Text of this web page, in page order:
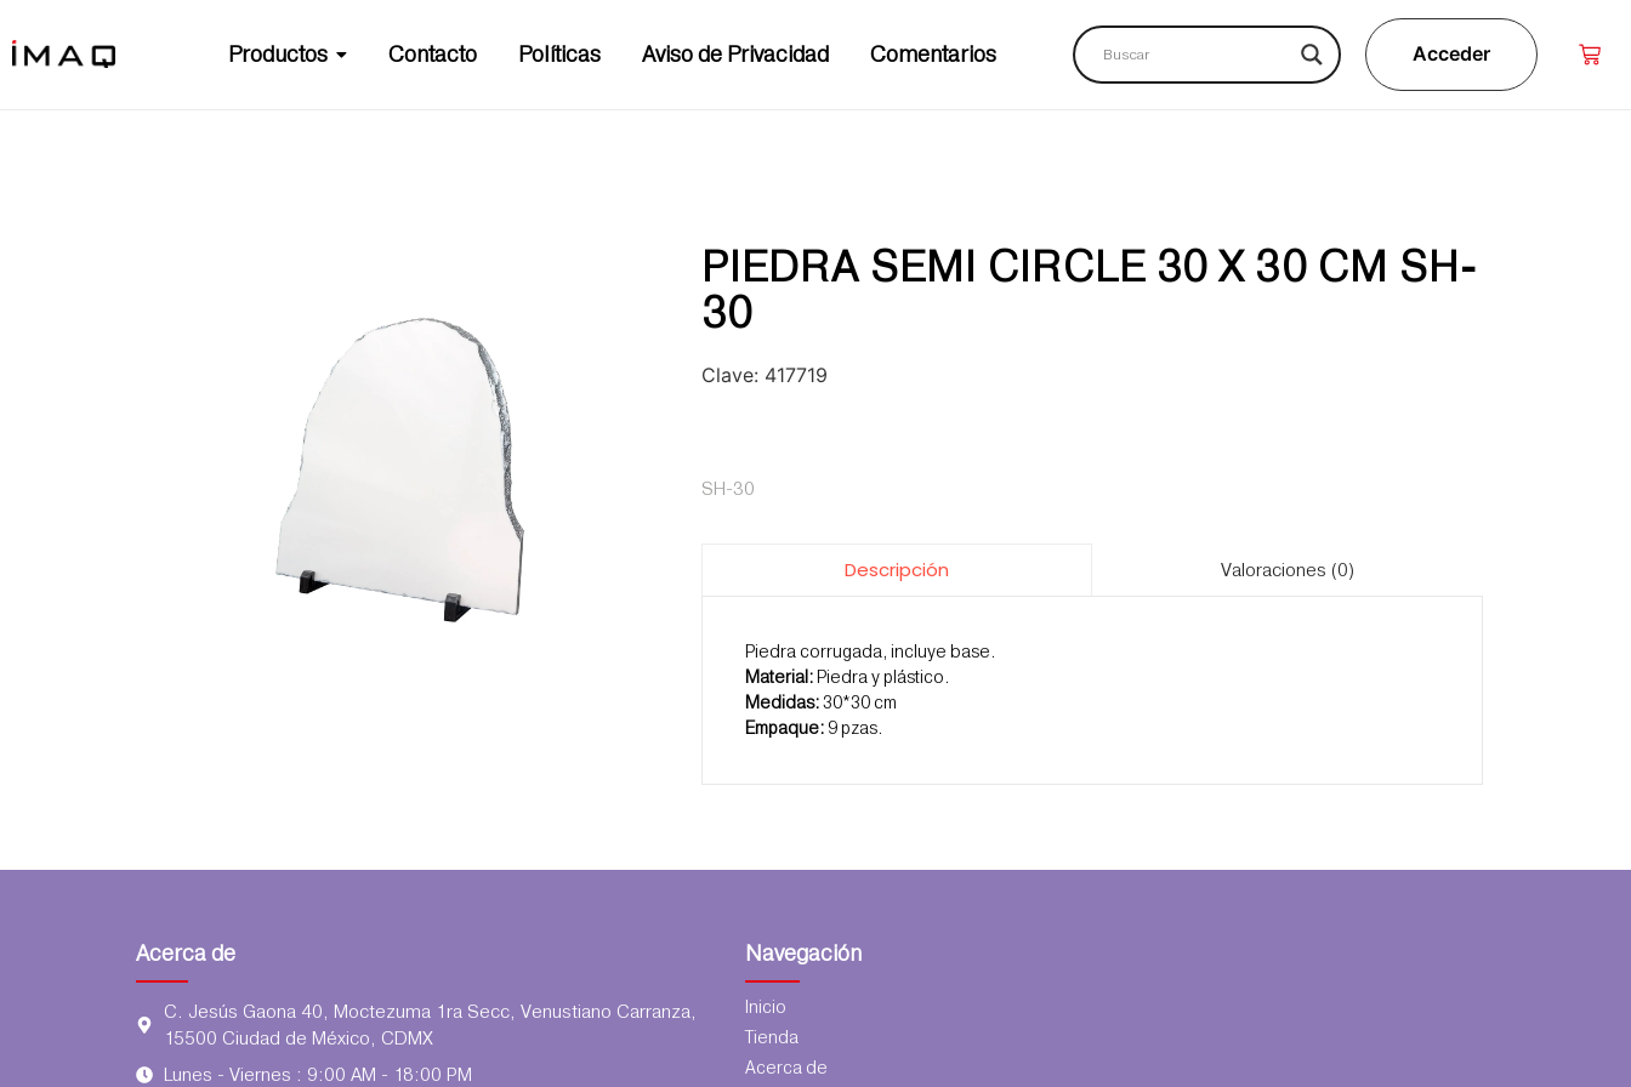
Productos Contacto Políticas Aviso de Privacidad Comentarios Acceder
PIEDRA SEMI CIRCLE 30 X 30 CM SH-
30
Clave: 417719
SH-30
Descripción Valoraciones (0)
Piedra corrugada, incluye base.
Material: Piedra y plástico.
Medidas:30*30 cm
Empaque: 9 pzas.
Acerca de
C. Jesús Gaona 40, Moctezuma 1ra Secc, Venustiano Carranza,
15500 Ciudad de México, CDMX
Lunes - Viernes : 9:00 AM - 18:00 PM
Navegación
Inicio
Tienda
Acerca de